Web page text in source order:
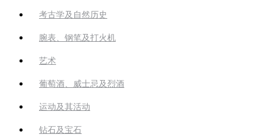
考古学及自然历史
腕表、钢笔及打火机
艺术
葡萄酒、威士忌及烈酒
运动及其活动
钻石及宝石